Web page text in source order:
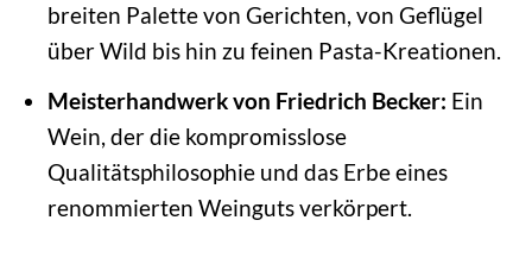
breiten Palette von Gerichten, von Geflügel
über Wild bis hin zu feinen Pasta-Kreationen.
Meisterhandwerk von Friedrich Becker: Ein
Wein, der die kompromisslose
Qualitätsphilosophie und das Erbe eines
renommierten Weinguts verkörpert.